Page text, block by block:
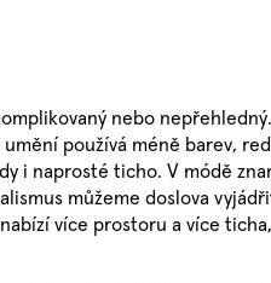
nebo
používá méně barev,
i naprosté ticho. V módě
můžeme doslova
více prostoru a více